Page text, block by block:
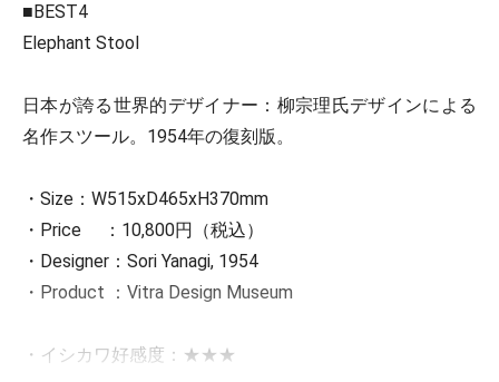
■BEST4
Elephant Stool
日本が誇る世界的デザイナー：柳宗理氏デザインによる
名作スツール。1954年の復刻版。
・Size：W515xD465xH370mm
・Price ：10,800円（税込）
・Designer：Sori Yanagi, 1954
・Product ：Vitra Design Museum
・イシカワ好感度：★★★